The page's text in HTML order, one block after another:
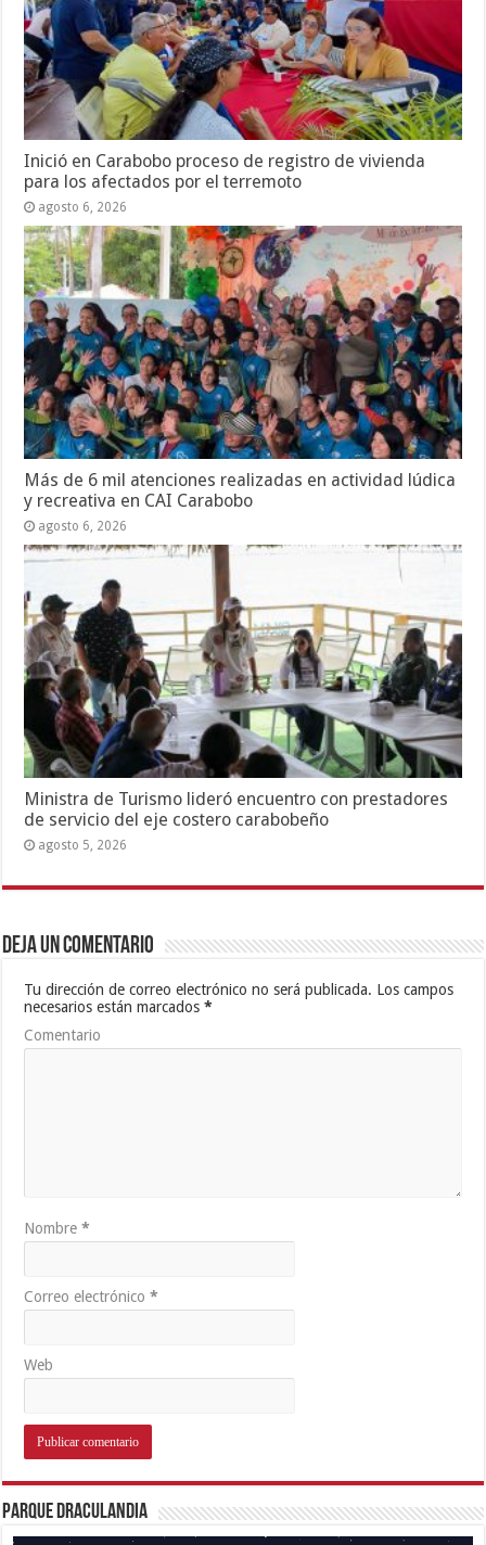
Inició en Carabobo proceso de registro de vivienda
para los afectados por el terremoto
agosto 6, 2026
Más de 6 mil atenciones realizadas en actividad lúdica
y recreativa en CAI Carabobo
agosto 6, 2026
Ministra de Turismo lideró encuentro con prestadores
de servicio del eje costero carabobeño
agosto 5, 2026
Deja un comentario
Tu dirección de correo electrónico no será publicada. Los campos
necesarios están marcados*
Comentario
Nombre*
Correo electrónico*
Web
Parque Draculandia